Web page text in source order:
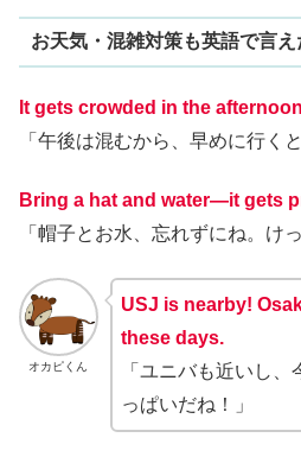
お天気・混雑対策も英語で言え
It gets crowded in the
「午後は混むから、早めに行く
Bring a hat and water—it gets
「帽子とお水、忘れずにね。け
オカピくん
USJ is nearby!
these days.
「ユニバも近いし
っぱいだね！」